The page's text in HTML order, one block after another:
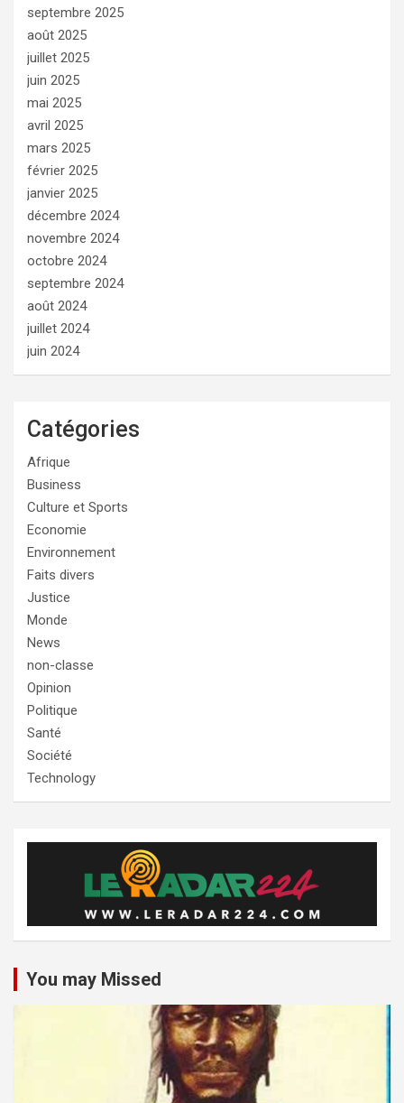
septembre 2025
août 2025
juillet 2025
juin 2025
mai 2025
avril 2025
mars 2025
février 2025
janvier 2025
décembre 2024
novembre 2024
octobre 2024
septembre 2024
août 2024
juillet 2024
juin 2024
Catégories
Afrique
Business
Culture et Sports
Economie
Environnement
Faits divers
Justice
Monde
News
non-classe
Opinion
Politique
Santé
Société
Technology
You may Missed